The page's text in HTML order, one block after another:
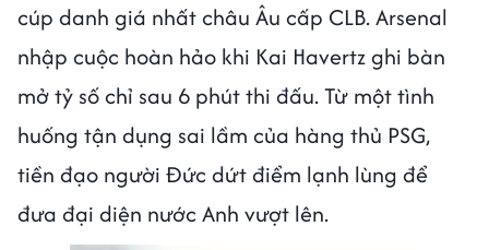
cúp danh giá nhất châu Âu cấp CLB. Arsenal
nhập cuộc hoàn hảo khi Kai Havertz ghi bàn
mở tỷ số chỉ sau 6 phút thi đấu. Từ một tình
huống tận dụng sai lầm của hàng thủ PSG,
tiền đạo người Đức dứt điểm lạnh lùng để
đưa đại diện nước Anh vượt lên.